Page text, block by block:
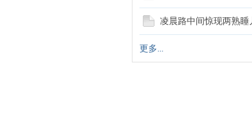
凌晨路中间惊现两熟
更多...